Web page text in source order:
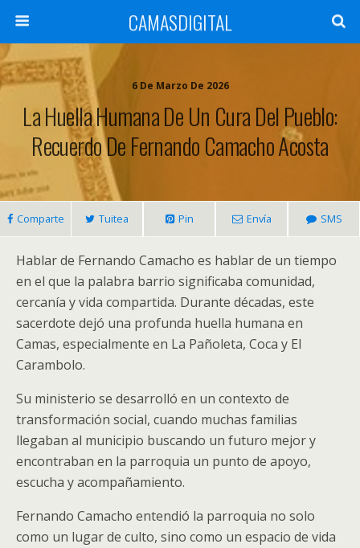
CAMASDIGITAL
6 De Marzo De 2026
La Huella Humana De Un Cura Del Pueblo:
Recuerdo De Fernando Camacho Acosta
Comparte Tuitea Pin Envía SMS
Hablar de Fernando Camacho es hablar de un tiempo
en el que la palabra barrio significaba comunidad,
cercanía y vida compartida. Durante décadas, este
sacerdote dejó una profunda huella humana en
Camas, especialmente en La Pañoleta, Coca y El
Carambolo.
Su ministerio se desarrolló en un contexto de
transformación social, cuando muchas familias
llegaban al municipio buscando un futuro mejor y
encontraban en la parroquia un punto de apoyo,
escucha y acompañamiento.
Fernando Camacho entendió la parroquia no solo
como un lugar de culto, sino como un espacio de vida